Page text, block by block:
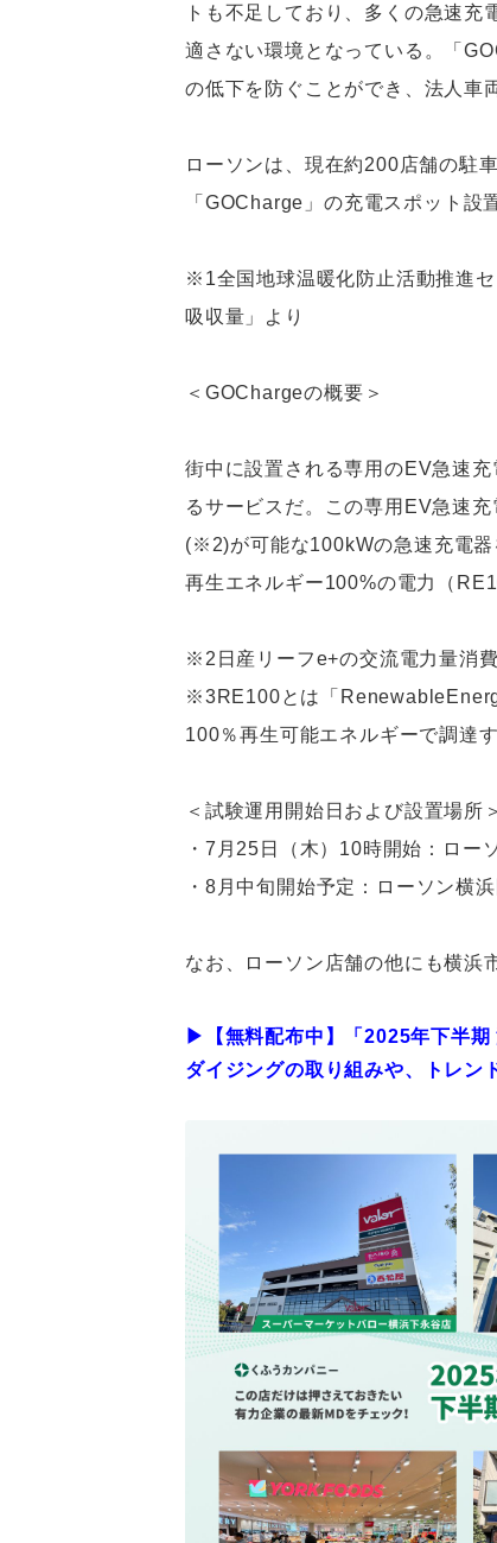
トも不足しており、多くの急速
適さない環境となっている。「
の低下を防ぐことができ、法人車
ローソンは、現在約200店舗の駐
「GOCharge」の充電スポット設
※1全国地球温暖化防止活動推進
吸収量」より
＜GOChargeの概要＞
街中に設置される専用のEV急速
るサービスだ。この専用EV急速
(※2)が可能な100kWの急速充電器
再生エネルギー100%の電力（
※2日産リーフe+の交流電力量消
※3RE100とは「
100％再生可能エネルギーで調達
＜試験運用開始日および設置場所＞
・7月25日（木）10時開始：ロー
・8月中旬開始予定：ローソン横
なお、ローソン店舗の他にも横浜
▶︎【無料配布中】「2025年下半
ダイジングの取り組みや、トレン